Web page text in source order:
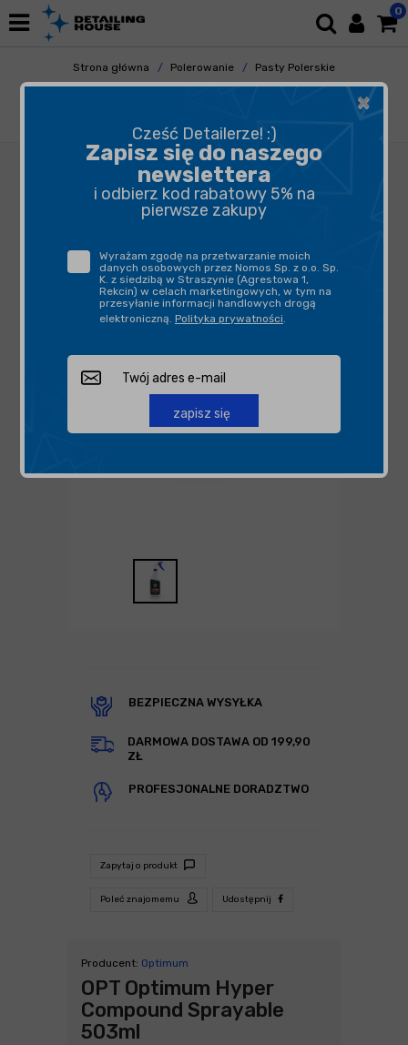
0
Strona główna Polerowanie
Pasty Polerskie
Pasty Cuttingowe
BEZPIECZNA WYSYŁKA
DARMOWA DOSTAWA OD 199,90
ZŁ
PROFESJONALNE DORADZTWO
Zapytaj o produkt
Poleć znajomemu Udostępnij
Producent: Optimum
OPT Optimum Hyper
Compound Sprayable
503ml
×
Cześć Detailerze! :)
Zapisz się do naszego
newslettera
i odbierz kod rabatowy 5% na
pierwsze zakupy
Wyrażam zgodę na przetwarzanie moich
danych osobowych przez Nomos Sp. z o.o. Sp.
K. z siedzibą w Straszynie (Agrestowa 1,
Rekcin) w celach marketingowych, w tym na
przesyłanie informacji handlowych drogą
elektroniczną. Polityka prywatności.
zapisz się